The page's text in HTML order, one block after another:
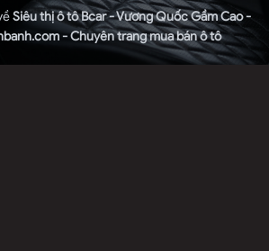
Siêu thị ô tô Bcar - Vương Quốc Gầm Cao -
- Chuyên trang mua bán ô tô